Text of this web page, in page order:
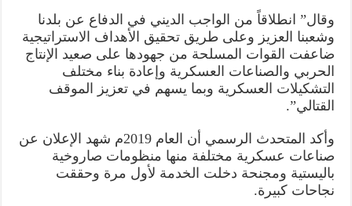
وقال” انطلاقاً من الواجب الديني في الدفاع عن بلدنا
وشعبنا العزيز وعلى طريق تحقيق الأهداف الاستراتيجية
ضاعفت القوات المسلحة من جهودها على صعيد الإنتاج
الحربي والصناعات العسكرية وإعادة بناء مختلف
التشكيلات العسكرية وبما يسهم في تعزيز الموقف
القتالي”.
وأكد المتحدث الرسمي أن العام 2019م شهد الإعلان عن
صناعات عسكرية مختلفة منها منظومات صاروخية
باليستية ومجنحة دخلت الخدمة لأول مرة وحققت
نجاحات كبيرة.